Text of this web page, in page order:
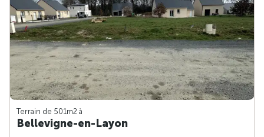
Terrain de 501m2 à
Bellevigne-en-Layon